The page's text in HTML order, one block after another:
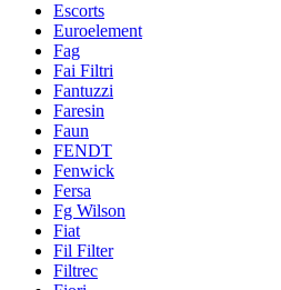
Escorts
Euroelement
Fag
Fai Filtri
Fantuzzi
Faresin
Faun
FENDT
Fenwick
Fersa
Fg Wilson
Fiat
Fil Filter
Filtrec